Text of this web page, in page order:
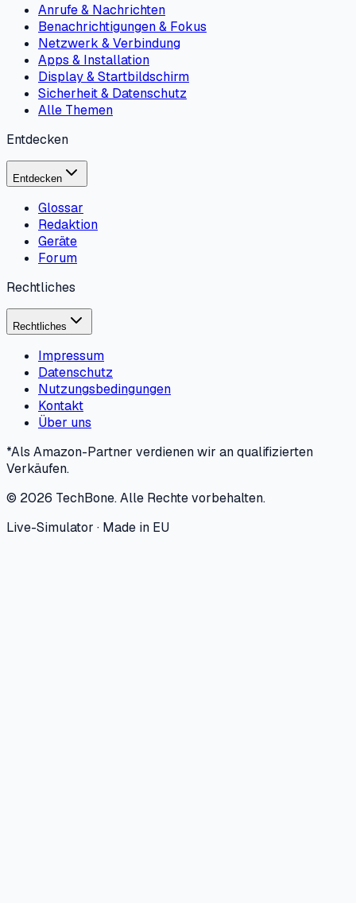
Anrufe & Nachrichten
Benachrichtigungen & Fokus
Netzwerk & Verbindung
Apps & Installation
Display & Startbildschirm
Sicherheit & Datenschutz
Alle Themen
Entdecken
Entdecken
Glossar
Redaktion
Geräte
Forum
Rechtliches
Rechtliches
Impressum
Datenschutz
Nutzungsbedingungen
Kontakt
Über uns
*Als Amazon-Partner verdienen wir an qualifizierten
Verkäufen.
© 2026 TechBone.Alle Rechte vorbehalten.
Live-Simulator · Made in EU